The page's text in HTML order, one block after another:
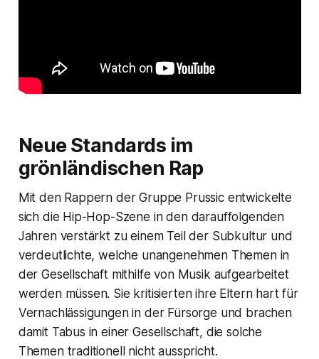
Neue Standards im
grönländischen Rap
Mit den Rappern der Gruppe Prussic entwickelte
sich die Hip-Hop-Szene in den darauffolgenden
Jahren verstärkt zu einem Teil der Subkultur und
verdeutlichte, welche unangenehmen Themen in
der Gesellschaft mithilfe von Musik aufgearbeitet
werden müssen. Sie kritisierten ihre Eltern hart für
Vernachlässigungen in der Fürsorge und brachen
damit Tabus in einer Gesellschaft, die solche
Themen traditionell nicht ausspricht.